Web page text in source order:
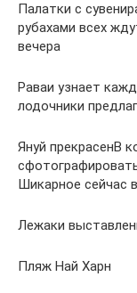
Палатки с
рубахами всех
вечера
Раваи узнает
лодочники
Януй прекрасенВ
Шикарное сейчас
Лежаки
Пляж Най Харн